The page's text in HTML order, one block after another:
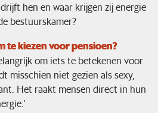
hen en waar krijgen zij energie
bestuurskamer?
te kiezen voor pensioen?
om iets te betekenen voor
misschien niet gezien als sexy,
Het raakt mensen direct in hun